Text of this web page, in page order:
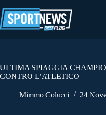
al
contenuto
ULTIMA SPIAGGIA
CONTRO L’ATLETICO
Mimmo Colucci 24